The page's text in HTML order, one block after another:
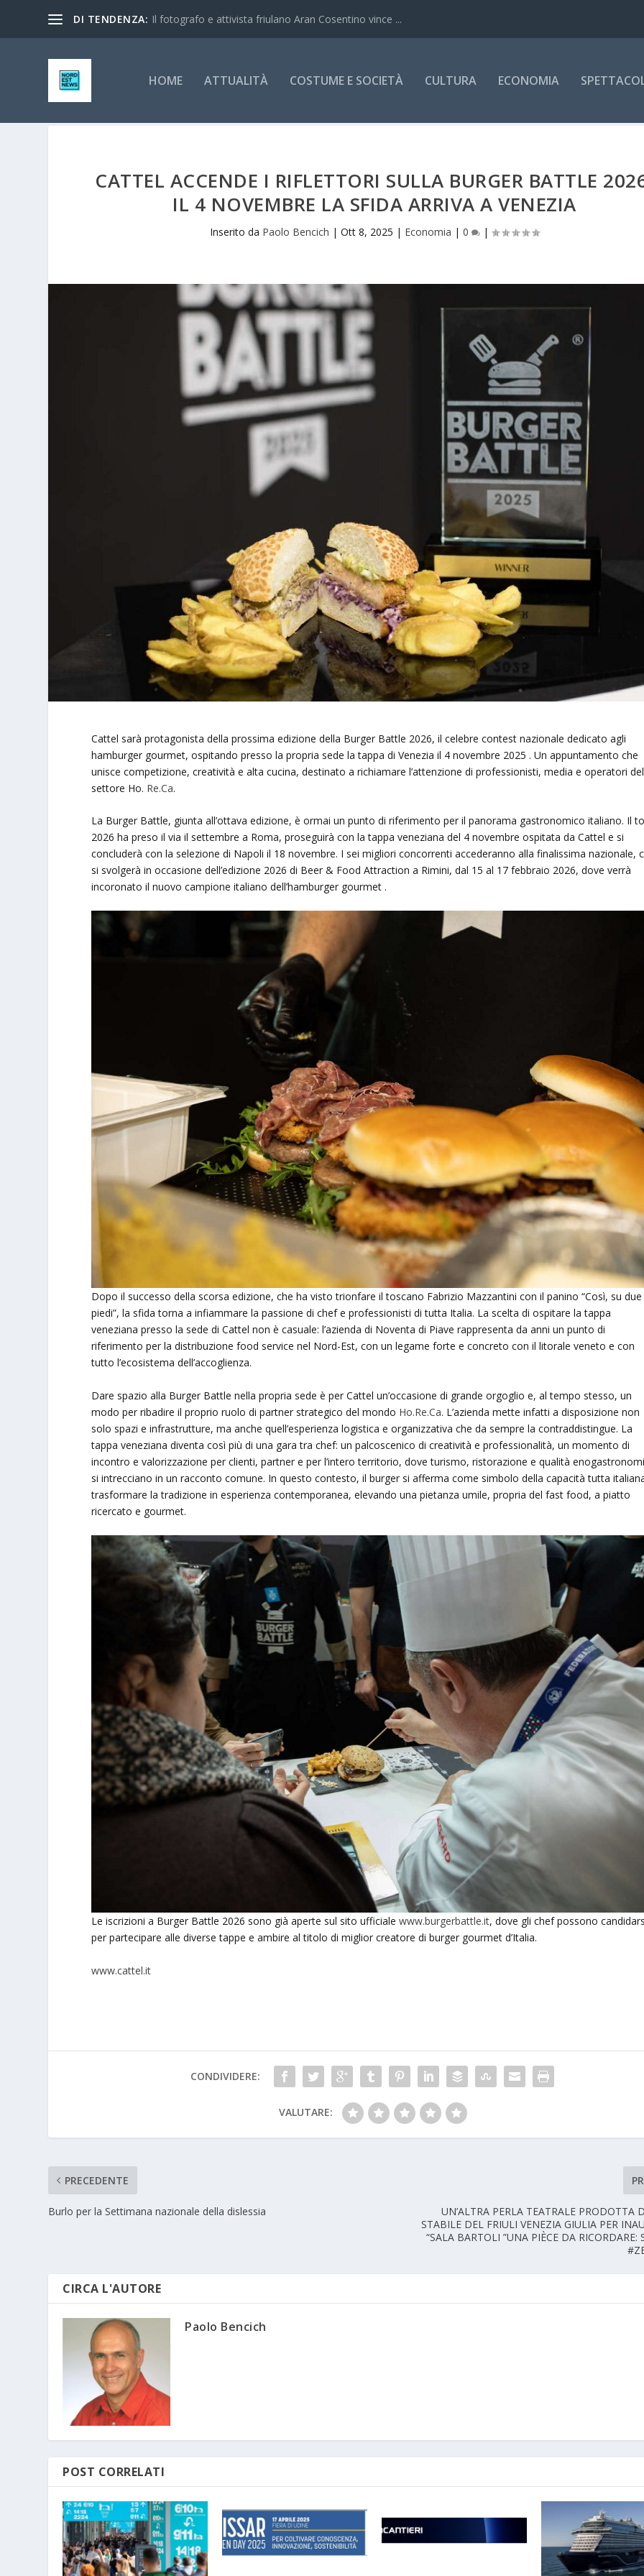
DI TENDENZA: Il fotografo e attivista friulano Aran Cosentino vince ...
HOME ATTUALITÀ COSTUME E SOCIETÀ CULTURA ECONOMIA
CATTEL ACCENDE I RIFLETTORI SULLA BURGER BATTLE
IL 4 NOVEMBRE LA SFIDA ARRIVA A VENEZIA
Inserito da Paolo Bencich | Ott 8, 2025 | Economia | 0 |
Cattel sarà protagonista della prossima edizione della Burger Battle 2026, il celebre contest nazionale dedicato agli
hamburger gourmet, ospitando presso la propria sede la tappa di Venezia il 4 novembre 2025 . Un appuntamento che
unisce competizione, creatività e alta cucina, destinato a richiamare l’attenzione di professionisti, media e operatori del
settore Ho. Re.Ca.
La Burger Battle, giunta all’ottava edizione, è ormai un punto di riferimento per il panorama gastronomico italiano. Il
2026 ha preso il via il settembre a Roma, proseguirà con la tappa veneziana del 4 novembre ospitata da Cattel e si
concluderà con la selezione di Napoli il 18 novembre. I sei migliori concorrenti accederanno alla finalissima nazionale,
si svolgerà in occasione dell’edizione 2026 di Beer & Food Attraction a Rimini, dal 15 al 17 febbraio 2026, dove verrà
incoronato il nuovo campione italiano dell’hamburger gourmet .
Dopo il successo della scorsa edizione, che ha visto trionfare il toscano Fabrizio Mazzantini con il panino “Così, su due
piedi”, la sfida torna a infiammare la passione di chef e professionisti di tutta Italia. La scelta di ospitare la tappa
veneziana presso la sede di Cattel non è casuale: l’azienda di Noventa di Piave rappresenta da anni un punto di
riferimento per la distribuzione food service nel Nord-Est, con un legame forte e concreto con il litorale veneto e con
tutto l’ecosistema dell’accoglienza.
Dare spazio alla Burger Battle nella propria sede è per Cattel un’occasione di grande orgoglio e, al tempo stesso, un
modo per ribadire il proprio ruolo di partner strategico del mondo Ho.Re.Ca. L’azienda mette infatti a disposizione non
solo spazi e infrastrutture, ma anche quell’esperienza logistica e organizzativa che da sempre la contraddistingue. La
tappa veneziana diventa così più di una gara tra chef: un palcoscenico di creatività e professionalità, un momento di
incontro e valorizzazione per clienti, partner e per l’intero territorio, dove turismo, ristorazione e qualità
si intrecciano in un racconto comune. In questo contesto, il burger si afferma come simbolo della capacità tutta
trasformare la tradizione in esperienza contemporanea, elevando una pietanza umile, propria del fast food, a piatto
ricercato e gourmet.
Le iscrizioni a Burger Battle 2026 sono già aperte sul sito ufficialewww.burgerbattle.it, dove gli chef possono
per partecipare alle diverse tappe e ambire al titolo di miglior creatore di burger gourmet d’Italia.
www.cattel.it
CONDIVIDERE:
VALUTARE:
PRECEDENTE
Burlo per la Settimana nazionale della dislessia
UN’ALTRA PERLA TEATRALE PRODOTTA
STABILE DEL FRIULI VENEZIA GIULIA PER
“SALA BARTOLI ”UNA PIÈCE DA RICORDARE:
CIRCA L'AUTORE
Paolo Bencich
POST CORRELATI